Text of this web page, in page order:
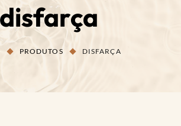
disfarça
PRODUTOS DISFARÇA